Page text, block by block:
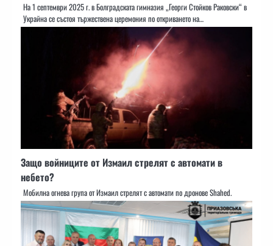
На 1 септември 2025 г. в Болградската гимназия „Георги Стойков Раковски“ в
Украйна се състоя тържествена церемония по откриването на…
Защо войниците от Измаил стрелят с автомати в
небето?
Мобилна огнева група от Измаил стрелят с автомати по дронове Shahed.